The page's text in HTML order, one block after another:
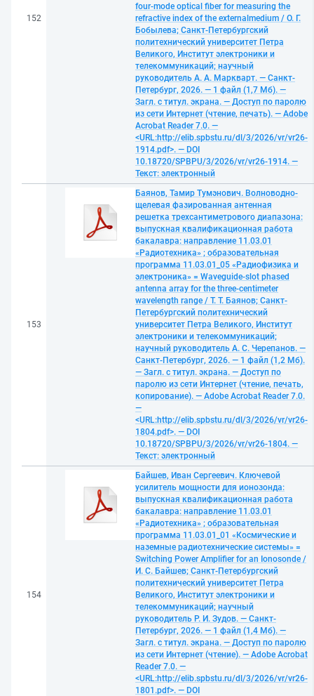
152
four-mode optical fiber for measuring the
refractive index of the externalmedium / О. Г.
Бобылева; Санкт-Петербургский
политехнический университет Петра
Великого, Институт электроники и
телекоммуникаций; научный
руководитель А. А. Маркварт. — Санкт-
Петербург, 2026. — 1 файл (1,7 Мб). —
Загл. с титул. экрана. — Доступ по паролю
из сети Интернет (чтение, печать). — Adobe
Acrobat Reader 7.0. —
<URL:http://elib.spbstu.ru/dl/3/2026/vr/vr26-
1914.pdf>. — DOI
10.18720/SPBPU/3/2026/vr/vr26-1914. —
Текст: электронный
153
Баянов, Тамир Тумэнович. Волноводно-
щелевая фазированная антенная
решетка трехсантиметрового диапазона:
выпускная квалификационная работа
бакалавра: направление 11.03.01
«Радиотехника» ; образовательная
программа 11.03.01_05 «Радиофизика и
электроника» = Waveguide-slot phased
antenna array for the three-centimeter
wavelength range / Т. Т. Баянов; Санкт-
Петербургский политехнический
университет Петра Великого, Институт
электроники и телекоммуникаций;
научный руководитель А. С. Черепанов. —
Санкт-Петербург, 2026. — 1 файл (1,2 Мб).
— Загл. с титул. экрана. — Доступ по
паролю из сети Интернет (чтение, печать,
копирование). — Adobe Acrobat Reader 7.0.
—
<URL:http://elib.spbstu.ru/dl/3/2026/vr/vr26-
1804.pdf>. — DOI
10.18720/SPBPU/3/2026/vr/vr26-1804. —
Текст: электронный
154
Байшев, Иван Сергеевич. Ключевой
усилитель мощности для ионозонда:
выпускная квалификационная работа
бакалавра: направление 11.03.01
«Радиотехника» ; образовательная
программа 11.03.01_01 «Космические и
наземные радиотехнические системы» =
Switching Power Amplifier for an Ionosonde /
И. С. Байшев; Санкт-Петербургский
политехнический университет Петра
Великого, Институт электроники и
телекоммуникаций; научный
руководитель Р. И. Зудов. — Санкт-
Петербург, 2026. — 1 файл (1,4 Мб). —
Загл. с титул. экрана. — Доступ по паролю
из сети Интернет (чтение). — Adobe Acrobat
Reader 7.0. —
<URL:http://elib.spbstu.ru/dl/3/2026/vr/vr26-
1801.pdf>. — DOI